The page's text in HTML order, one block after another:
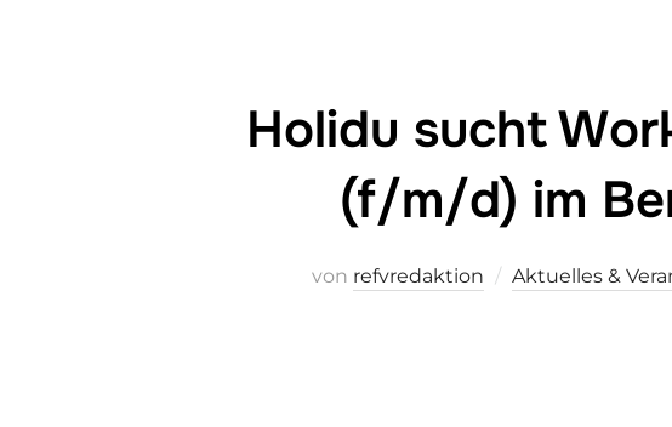
Holidu sucht
(f/m/d) im
von refvredaktion Aktuelles &